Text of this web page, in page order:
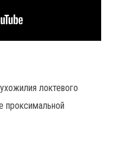
локтевого
проксимальной